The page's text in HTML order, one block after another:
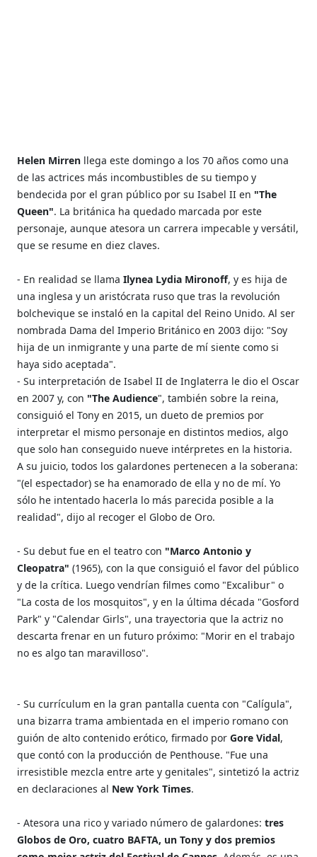
Helen Mirren llega este domingo a los 70 años como una
de las actrices más incombustibles de su tiempo y
bendecida por el gran público por su Isabel II en "The
Queen". La británica ha quedado marcada por este
personaje, aunque atesora un carrera impecable y versátil,
que se resume en diez claves.
- En realidad se llamaIlynea Lydia Mironoff, y es hija de
una inglesa y un aristócrata ruso que tras la revolución
bolchevique se instaló en la capital del Reino Unido. Al ser
nombrada Dama del Imperio Británico en 2003 dijo: "Soy
hija de un inmigrante y una parte de mí siente como si
haya sido aceptada".
- Su interpretación de Isabel II de Inglaterra le dio el Oscar
en 2007 y, con "The Audience", también sobre la reina,
consiguió el Tony en 2015, un dueto de premios por
interpretar el mismo personaje en distintos medios, algo
que solo han conseguido nueve intérpretes en la historia.
A su juicio, todos los galardones pertenecen a la soberana:
"(el espectador) se ha enamorado de ella y no de mí. Yo
sólo he intentado hacerla lo más parecida posible a la
realidad", dijo al recoger el Globo de Oro.
- Su debut fue en el teatro con "Marco Antonio y
Cleopatra" (1965), con la que consiguió el favor del público
y de la crítica. Luego vendrían filmes como "Excalibur" o
"La costa de los mosquitos", y en la última década "Gosford
Park" y "Calendar Girls", una trayectoria que la actriz no
descarta frenar en un futuro próximo: "Morir en el trabajo
no es algo tan maravilloso".
- Su currículum en la gran pantalla cuenta con "Calígula",
una bizarra trama ambientada en el imperio romano con
guión de alto contenido erótico, firmado porGore Vidal,
que contó con la producción de Penthouse. "Fue una
irresistible mezcla entre arte y genitales", sintetizó la actriz
en declaraciones al New York Times.
- Atesora una rico y variado número de galardones:tres
Globos de Oro, cuatro BAFTA, un Tony y dos premios